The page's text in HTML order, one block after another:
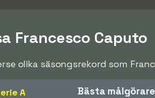
Francesco Caputo
olika säsongsrekord som
A
Bästa